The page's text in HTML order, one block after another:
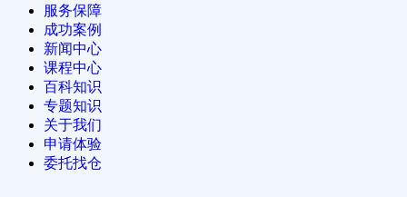
服务保障
成功案例
新闻中心
课程中心
百科知识
专题知识
关于我们
申请体验
委托找仓